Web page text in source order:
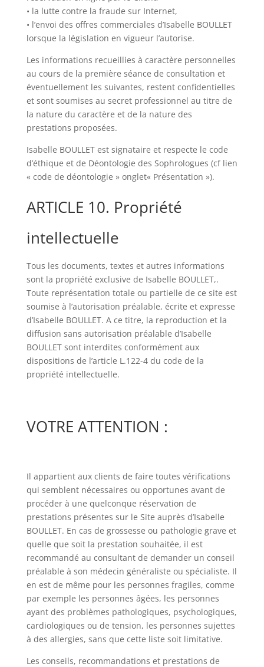
• la lutte contre la fraude sur Internet,
• l’envoi des offres commerciales d’Isabelle BOULLET
lorsque la législation en vigueur l’autorise.
Les informations recueillies à caractère personnelles
au cours de la première séance de consultation et
éventuellement les suivantes, restent confidentielles
et sont soumises au secret professionnel au titre de
la nature du caractère et de la nature des
prestations proposées.
Isabelle BOULLET est signataire et respecte le code
d’éthique et de Déontologie des Sophrologues (cf lien
« code de déontologie » onglet« Présentation »).
ARTICLE 10. Propriété
intellectuelle
Tous les documents, textes et autres informations
sont la propriété exclusive de Isabelle BOULLET,.
Toute représentation totale ou partielle de ce site est
soumise à l’autorisation préalable, écrite et expresse
d’Isabelle BOULLET. A ce titre, la reproduction et la
diffusion sans autorisation préalable d’Isabelle
BOULLET sont interdites conformément aux
dispositions de l’article L.122-4 du code de la
propriété intellectuelle.
VOTRE ATTENTION :
Il appartient aux clients de faire toutes vérifications
qui semblent nécessaires ou opportunes avant de
procéder à une quelconque réservation de
prestations présentes sur le Site auprès d’Isabelle
BOULLET. En cas de grossesse ou pathologie grave et
quelle que soit la prestation souhaitée, il est
recommandé au consultant de demander un conseil
préalable à son médecin généraliste ou spécialiste. Il
en est de même pour les personnes fragiles, comme
par exemple les personnes âgées, les personnes
ayant des problèmes pathologiques, psychologiques,
cardiologiques ou de tension, les personnes sujettes
à des allergies, sans que cette liste soit limitative.
Les conseils, recommandations et prestations de